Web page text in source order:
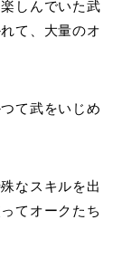
しんでいた武
て、大量のオ
て武をいじめ
なスキルを出
てオークたち